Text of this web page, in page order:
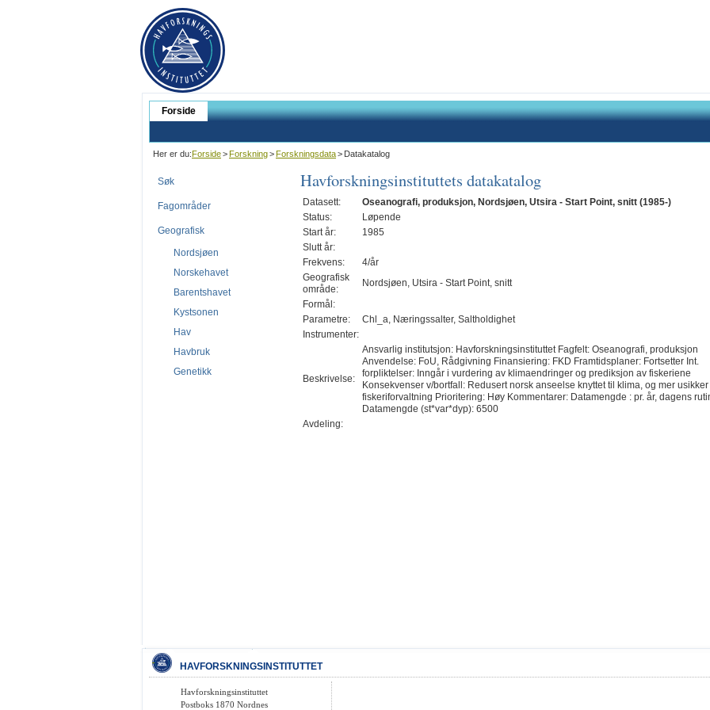
Forside
Her er du:Forside>Forskning>Forskningsdata> Datakatalog
Søk
Fagområder
Geografisk
Nordsjøen
Norskehavet
Barentshavet
Kystsonen
Hav
Havbruk
Genetikk
Havforskningsinstituttets datakatalog
Datasett:
Oseanografi, produksjon, Nordsjøen, Utsira - Start Point, snitt (1985-)
Status:
Løpende
Start år:
1985
Slutt år:
Frekvens:
4/år
Geografisk
område:
Nordsjøen, Utsira - Start Point, snitt
Formål:
Parametre:
Chl_a, Næringssalter, Saltholdighet
Instrumenter:
Beskrivelse:
Ansvarlig institutsjon: Havforskningsinstituttet Fagfelt: Oseanografi, produksjon
Anvendelse: FoU, Rådgivning Finansiering: FKD Framtidsplaner: Fortsetter Int.
forpliktelser: Inngår i vurdering av klimaendringer og prediksjon av fiskeriene
Konsekvenser v/bortfall: Redusert norsk anseelse knyttet til klima, og mer usikker
fiskeriforvaltning Prioritering: Høy Kommentarer: Datamengde : pr. år, dagens
Datamengde (st*var*dyp): 6500
Avdeling:
HAVFORSKNINGSINSTITUTTET
Havforskningsinstituttet
Postboks 1870 Nordnes